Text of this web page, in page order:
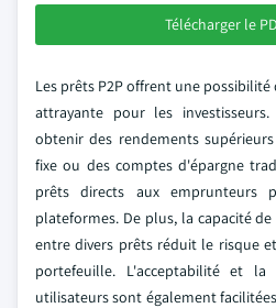
Télécharger le
Les prêts P2P offrent une
attrayante pour les
obtenir des rendements
fixe ou des comptes d'épargne
prêts directs aux emprunteurs
plateformes. De plus, la capacité
entre divers prêts réduit le risque
portefeuille. L'acceptabilité et la
utilisateurs sont également